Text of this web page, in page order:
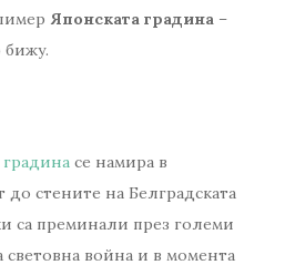
Японската градина –
градина се намира в
до стените на Белградската
са преминали през големи
световна война и в момента